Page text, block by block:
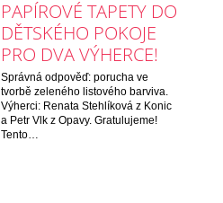
PAPÍROVÉ TAPETY DO
DĚTSKÉHO POKOJE
PRO DVA VÝHERCE!
Správná odpověď: porucha ve
tvorbě zeleného listového barviva.
Výherci: Renata Stehlíková z Konic
a Petr Vlk z Opavy. Gratulujeme!
Tento…